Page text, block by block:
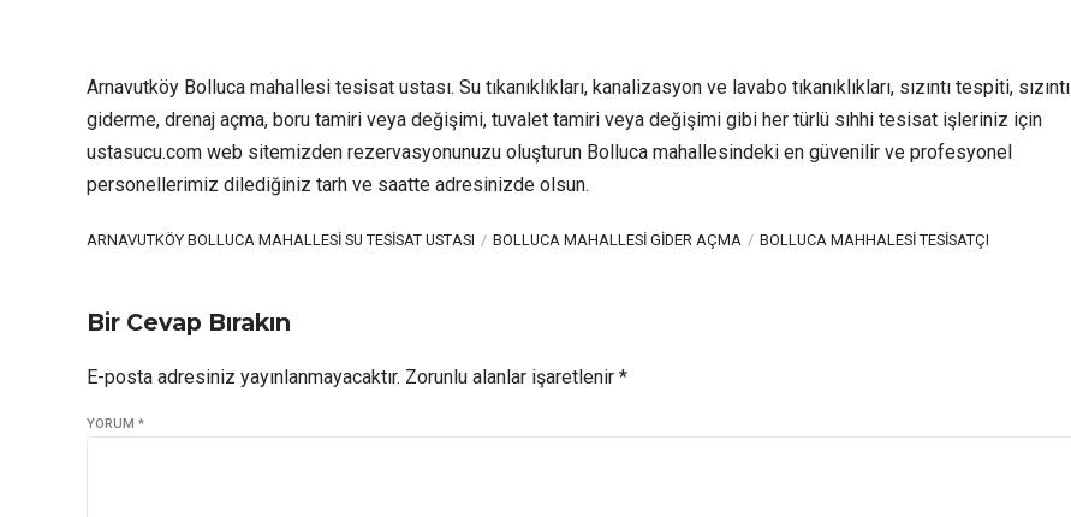
Arnavutköy Bolluca mahallesi tesisat ustası. Su tıkanıklıkları, kanalizasyon ve lavabo tıkanıklıkları, sızıntı tespiti, sızıntı
giderme, drenaj açma, boru tamiri veya değişimi, tuvalet tamiri veya değişimi gibi her türlü sıhhi tesisat işleriniz için
ustasucu.com web sitemizden rezervasyonunuzu oluşturun Bolluca mahallesindeki en güvenilir ve profesyonel
personellerimiz dilediğiniz tarh ve saatte adresinizde olsun.
ARNAVUTKÖY BOLLUCA MAHALLESI SU TESISAT USTASI BOLLUCA MAHALLESI GIDER AÇMA BOLLUCA MAHHALESI TESISATÇI
Bir Cevap Bırakın
E-posta adresiniz yayınlanmayacaktır. Zorunlu alanlar işaretlenir *
YORUM *